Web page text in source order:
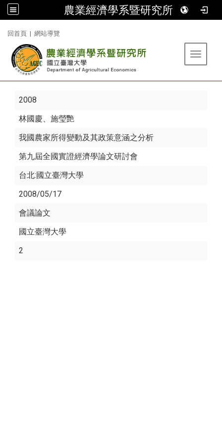
農業經濟學系暨研究所
回首頁 | 網站導覽
Toggle
2008
林國慶、施瑩艷
我國農家所得變動及其政策意涵之分析
第九屆全國實證經濟學論文研討會
台北:國立臺灣大學
2008/05/17
會議論文
國立臺灣大學
2